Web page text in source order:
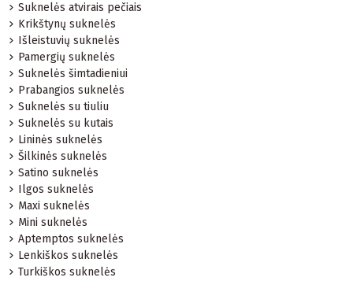
Suknelės atvirais pečiais
Krikštynų suknelės
Išleistuvių suknelės
Pamergių suknelės
Suknelės šimtadieniui
Prabangios suknelės
Suknelės su tiuliu
Suknelės su kutais
Lininės suknelės
Šilkinės suknelės
Satino suknelės
Ilgos suknelės
Maxi suknelės
Mini suknelės
Aptemptos suknelės
Lenkiškos suknelės
Turkiškos suknelės